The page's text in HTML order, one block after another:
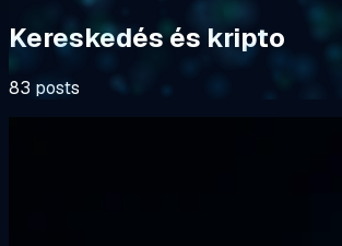
Kereskedés és kripto
83 posts